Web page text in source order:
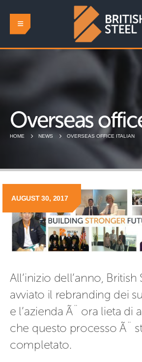
Overseas
HOME NEWS OVERSEAS OFFICE ITALIAN
AUGUST 30, 2017
All’inizio dell’anno, British
avviato il rebranding dei
e l’azienda Ã¨ ora lieta di
che questo processo Ã¨
completato.